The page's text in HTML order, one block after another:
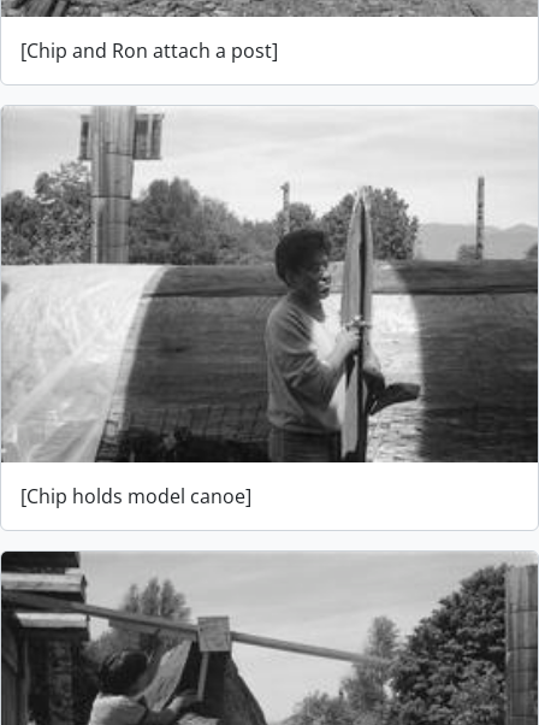
[Chip and Ron attach a post]
[Chip holds model canoe]